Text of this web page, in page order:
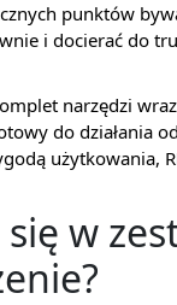
punktów
i docierać do
narzędzi
do działania
użytkowania,
w